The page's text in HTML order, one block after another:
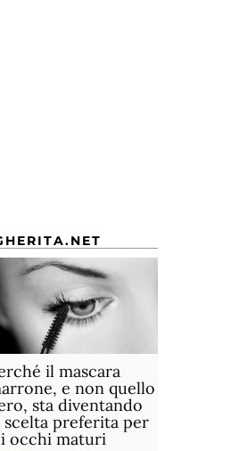
il mascara
e non quello
sta diventando
scelta preferita per
occhi maturi